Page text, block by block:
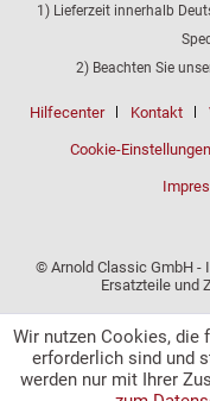
1) Lieferzeit innerhalb
2) Beachten Sie
Hilfecenter Kontakt
Cookie-Einstellungen
© Arnold Classic GmbH -
Ersatzteile und
Wir nutzen Cookies, die
erforderlich sind und
werden nur mit Ihrer